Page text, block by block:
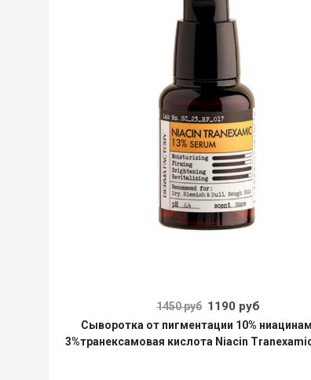
1450 руб 1190 руб
Сыворотка от пигментации 10%
3%транексамовая кислота Niacin